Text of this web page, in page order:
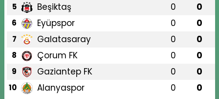
5 Beşiktaş 0 0
6 Eyüpspor 0 0
7 Galatasaray 0 0
8 Çorum FK 0 0
9 Gaziantep FK 0 0
10 Alanyaspor 0 0